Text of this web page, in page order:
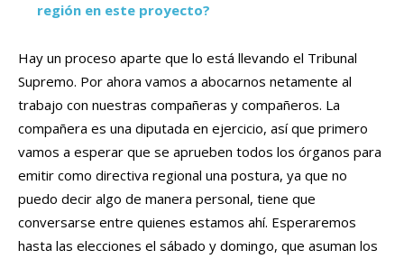
región en este proyecto?
Hay un proceso aparte que lo está llevando el Tribunal
Supremo. Por ahora vamos a abocarnos netamente al
trabajo con nuestras compañeras y compañeros. La
compañera es una diputada en ejercicio, así que primero
vamos a esperar que se aprueben todos los órganos para
emitir como directiva regional una postura, ya que no
puedo decir algo de manera personal, tiene que
conversarse entre quienes estamos ahí. Esperaremos
hasta las elecciones el sábado y domingo, que asuman los